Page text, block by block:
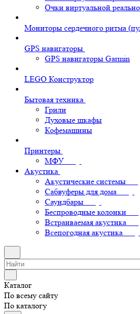
Очки виртуальной
Мониторы сердечного ритма
GPS навигаторы
GPS навигаторы Garmin
LEGO Конструктор
Бытовая техника
Грили
Духовые шкафы
Кофемашины
Принтеры
МФУ
Акустика
Акустические системы
Сабвуферы для дома
Саундбары
Беспроводные колонки
Встраиваемая акустика
Всепогодная акустика
Каталог
По всему сайту
По каталогу